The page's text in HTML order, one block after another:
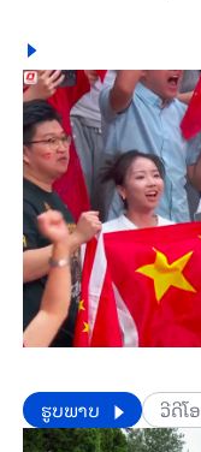
​​ຮູບພາບ ວີດີໂອ